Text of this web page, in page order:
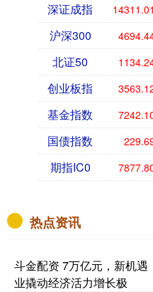
深证成指 14311.01
沪深300
北证50
创业板指
基金指数
国债指数
期指IC0
热点资讯
斗金配资 7万亿元，新机遇
业撬动经济活力增长极